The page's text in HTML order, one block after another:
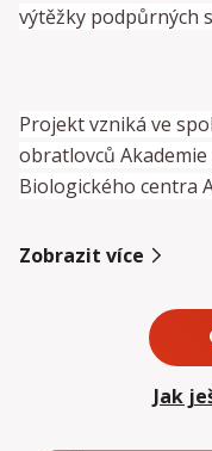
výtěžky podpůrných
Projekt vzniká ve
obratlovců Akademie
Biologického centra
Zobrazit více
Jak